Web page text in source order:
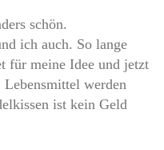
schön.
ich auch. So lange
für meine Idee und jetzt
werden
ist kein Geld